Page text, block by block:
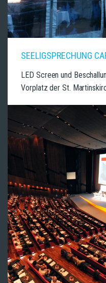
SEELIGSPRECHUNG
LED Screen und
Vorplatz der St.